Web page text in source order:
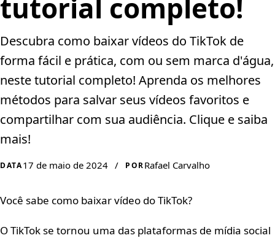
tutorial completo!
Descubra como baixar vídeos do TikTok de
forma fácil e prática, com ou sem marca d'água,
neste tutorial completo! Aprenda os melhores
métodos para salvar seus vídeos favoritos e
compartilhar com sua audiência. Clique e saiba
mais!
DATA17 de maio de 2024 / PORRafael Carvalho
Você sabe como baixar vídeo do TikTok?
O TikTok se tornou uma das plataformas de mídia social